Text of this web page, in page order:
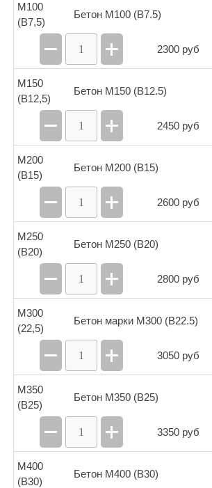
Таптыково Улу-Теляк
Черкассы
Чишмы Шакша Юматово
М100
(B7,5)
Бетон М100 (В7.5)
2300 руб
М150
(B12,5)
Бетон М150 (В12.5)
2450 руб
М200
(B15)
Бетон М200 (В15)
2600 руб
М250
(B20)
Бетон М250 (В20)
2800 руб
М300
(22,5)
Бетон марки М300 (В22.5)
3050 руб
М350
(B25)
Бетон М350 (В25)
3350 руб
М400
(B30)
Бетон М400 (В30)